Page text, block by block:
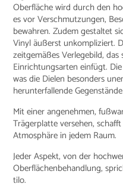
Oberfläche wird durch den
es vor Verschmutzungen,
bewahren. Zudem gestaltet
Vinyl äußerst unkompliziert.
zeitgemäßes Verlegebild,
Einrichtungsarten einfügt.
was die Dielen besonders
herunterfallende
Mit einer angenehmen,
Trägerplatte versehen,
Atmosphäre in jedem Raum.
Jeder Aspekt, von der
Oberflächenbehandlung,
tilo.